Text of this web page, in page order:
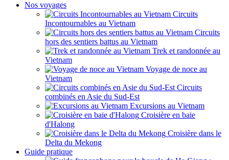
Nos voyages
Circuits
Incontournables au Vietnam
Circuits
hors des sentiers battus au Vietnam
Trek et randonnée au
Vietnam
Voyage de noce au
Vietnam
Circuits
combinés en Asie du Sud-Est
Excursions au Vietnam
Croisière en baie
d'Halong
Croisière dans le
Delta du Mekong
Guide pratique